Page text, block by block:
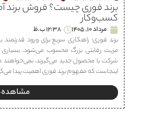
برند فوری چیست؟ فروش برند
کسب‌وکار
مرداد 10, 1405
12:38 ب.ظ
برند فوری؛ راهکاری سریع برای ورود
مزیت رقابتی بزرگ محسوب می‌شود. بسیاری
شرکت یا محصول جدید می‌گیرند، نمی‌خواهند
اینجاست که مفهوم برند فوری اهمیت پیدا
مشاهده